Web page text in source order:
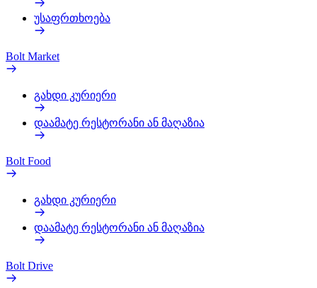
უსაფრთხოება
Bolt Market
გახდი კურიერი
დაამატე რესტორანი ან მაღაზია
Bolt Food
გახდი კურიერი
დაამატე რესტორანი ან მაღაზია
Bolt Drive